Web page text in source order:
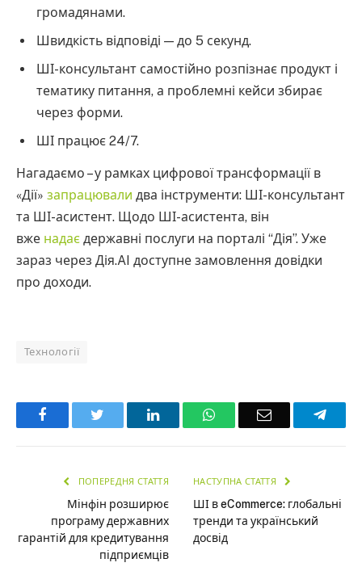
громадянами.
Швидкість відповіді — до 5 секунд.
ШІ-консультант самостійно розпізнає продукт і
тематику питання, а проблемні кейси збирає
через форми.
ШІ працює 24/7.
Нагадаємо – у рамках цифрової трансформації в
«Дії» запрацювали два інструменти: ШІ-консультант
та ШІ-асистент. Щодо ШІ-асистента, він
вже надає державні послуги на порталі “Дія”. Уже
зараз через Дія.AI доступне замовлення довідки
про доходи.
Технології
Facebook LinkedInWhatsAppEmail
ПОПЕРЕДНЯ СТАТТЯ
Мінфін розширює
програму державних
гарантій для кредитування
підприємців
НАСТУПНА СТАТТЯ
ШІ в eCommerce: глобальні
тренди та український
досвід